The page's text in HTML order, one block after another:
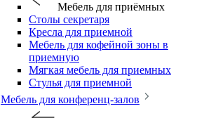
Мебель для приёмных
Столы секретаря
Кресла для приемной
Мебель для кофейной зоны в
приемную
Мягкая мебель для приемных
Стулья для приемной
Мебель для конференц-залов